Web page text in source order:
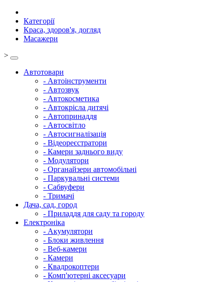
Категорії
Краса, здоров'я, догляд
Масажери
>
Автотовари
- Автоінструменти
- Автозвук
- Автокосметика
- Автокрісла дитячі
- Автопринаддя
- Автосвітло
- Автосигналізація
- Відеореєстратори
- Камери заднього виду
- Модулятори
- Органайзери автомобільні
- Паркувальні системи
- Сабвуфери
- Тримачі
Дача, сад, город
- Приладдя для саду та городу
Електроніка
- Акумулятори
- Блоки живлення
- Веб-камери
- Камери
- Квадрокоптери
- Комп'ютерні аксесуари